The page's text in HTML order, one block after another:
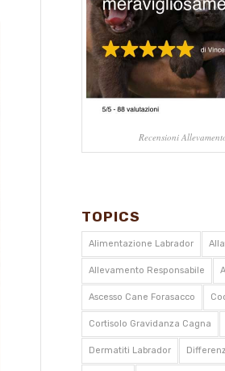
Recensioni
TOPICS
Alimentazione Labrador
Allevamento Responsabile
Ascesso Cane Forasacco
Cortisolo Gravidanza Cagna
Dermatiti Labrador